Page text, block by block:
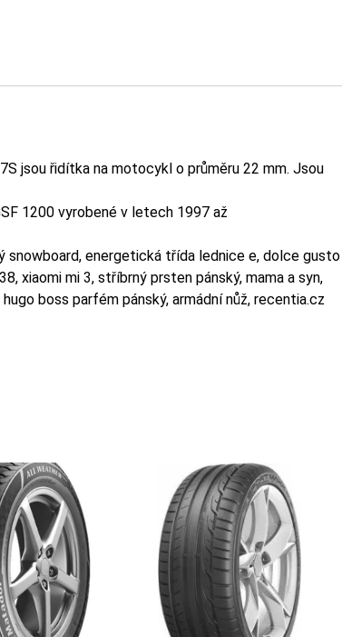
jsou řidítka na motocykl o průměru 22 mm. Jsou
1200 vyrobené v letech 1997 až
snowboard, energetická třída lednice e, dolce gusto
xiaomi mi 3, stříbrný prsten pánský, mama a syn,
boss parfém pánský, armádní nůž, recentia.cz